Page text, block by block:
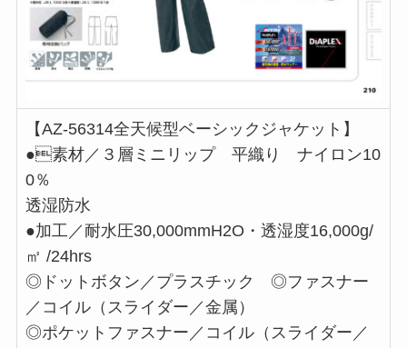
【AZ-56314全天候型ベーシックジャケット】
●素材／３層ミニリップ 平織り ナイロン10
0％ 
透湿防水
●加工／耐水圧30,000mmH2O・透湿度16,000g/
㎡ /24hrs
◎ドットボタン／プラスチック ◎ファスナー
／コイル（スライダー／金属）
◎ポケットファスナー／コイル（スライダー／